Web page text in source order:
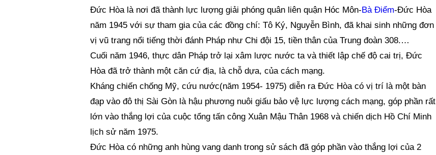
Đức Hòa là nơi đã thành lực lượng giải phóng quân liên quận Hóc Môn-Bà Điểm-Đức Hòa
năm 1945 với sự tham gia của các đồng chí: Tô Ký, Nguyễn Bình, đã khai sinh những đơn
vị vũ trang nổi tiếng thời đánh Pháp như Chi đội 15, tiền thân của Trung đoàn 308.…
Cuối năm 1946, thực dân Pháp trở lại xâm lược nước ta và thiết lập chế độ cai trị, Đức
Hòa đã trở thành một căn cứ địa, là chỗ dựa, của cách mạng.
Kháng chiến chống Mỹ, cứu nước(năm 1954- 1975) diễn ra Đức Hòa có vị trí là một bàn
đạp vào đô thị Sài Gòn là hậu phương nuôi giấu bảo vệ lực lượng cách mạng, góp phần rất
lớn vào thắng lợi của cuộc tổng tấn công Xuân Mậu Thân 1968 và chiến dịch Hồ Chí Minh
lịch sử năm 1975.
Đức Hòa có những anh hùng vang danh trong sử sách đã góp phần vào thắng lợi của 2